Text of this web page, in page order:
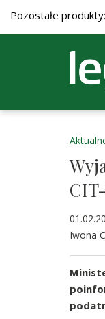
Pozostałe produkty:
Iwona